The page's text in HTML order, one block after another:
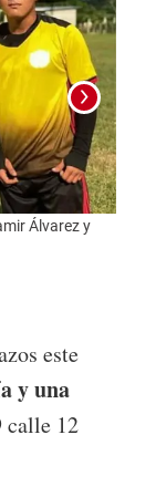
Álvarez y
este
y una
calle 12